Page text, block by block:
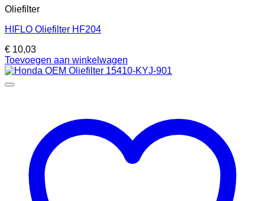
Oliefilter
HIFLO Oliefilter HF204
€ 10,03
Toevoegen aan winkelwagen